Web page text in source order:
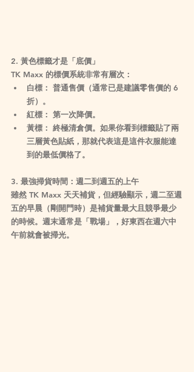
2. 黃色標籤才是「底價」
TK Maxx 的標價系統非常有層次：
白標： 普通售價（通常已是建議零售價的 6
折）。
紅標： 第一次降價。
黃標： 終極清倉價。如果你看到標籤貼了兩
三層黃色貼紙，那就代表這是這件衣服能達
到的最低價格了。
3. 最強掃貨時間：週二到週五的上午
雖然 TK Maxx 天天補貨，但經驗顯示， 週二至週
五的早晨 （剛開門時）是補貨量最大且競爭最少
的時候。週末通常是「戰場」，好東西在週六中
午前就會被掃光。